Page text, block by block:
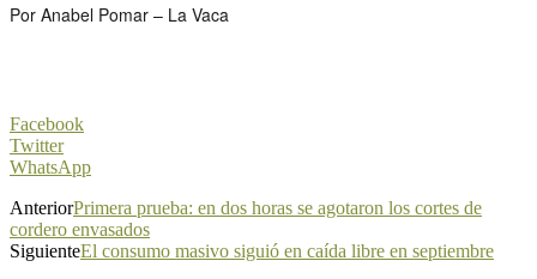
Por Anabel Pomar – La Vaca
Facebook
Twitter
WhatsApp
AnteriorPrimera prueba: en dos horas se agotaron los cortes de
cordero envasados
SiguienteEl consumo masivo siguió en caída libre en septiembre